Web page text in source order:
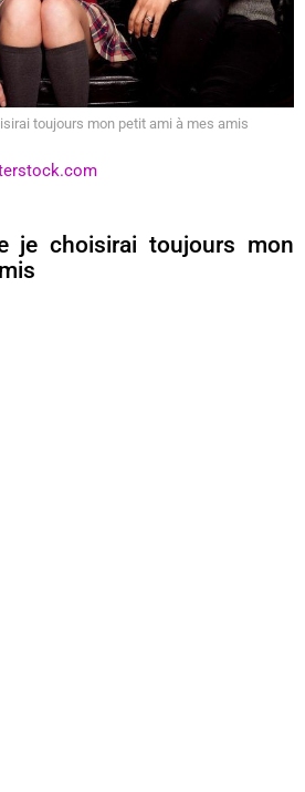
toujours mon petit ami à mes amis
je choisirai toujours mon